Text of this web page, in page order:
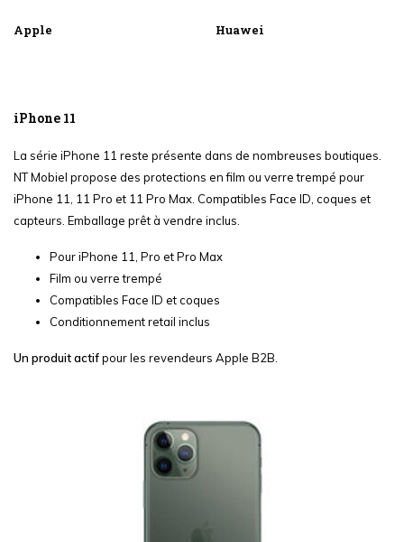
Apple Huawei
iPhone 11
La série iPhone 11 reste présente dans de nombreuses boutiques.
NT Mobiel propose des protections en film ou verre trempé pour
iPhone 11, 11 Pro et 11 Pro Max. Compatibles Face ID, coques et
capteurs. Emballage prêt à vendre inclus.
Pour iPhone 11, Pro et Pro Max
Film ou verre trempé
Compatibles Face ID et coques
Conditionnement retail inclus
Un produit actifpour les revendeurs Apple B2B.